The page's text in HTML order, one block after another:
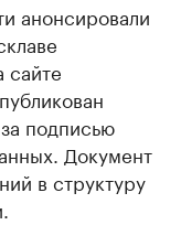
анонсировали
сайте
подписью
Документ
в структуру